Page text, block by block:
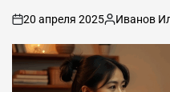
вкл
.
20 апреля 2025
автором
Иванов